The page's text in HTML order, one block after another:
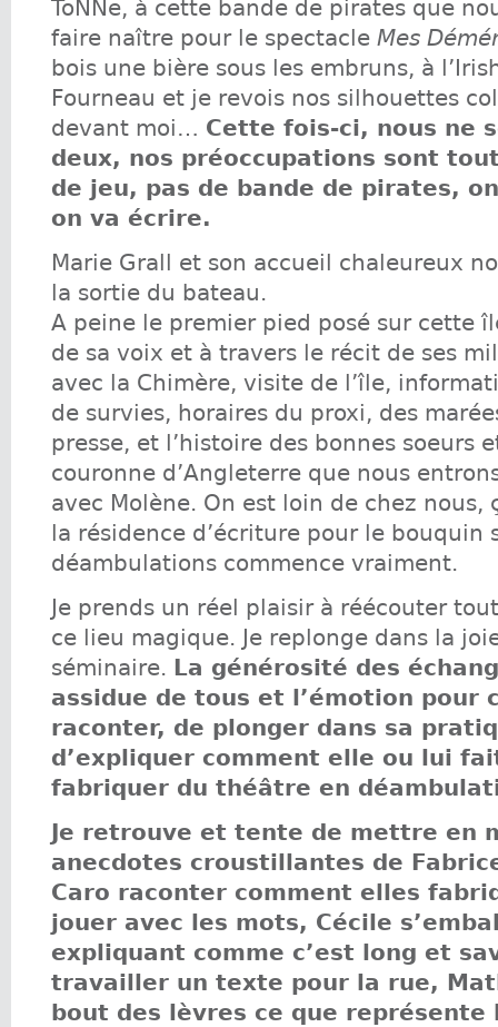
ToNNe, à cette bande de pirates que
faire naître pour le spectacle Mes
bois une bière sous les embruns, à
Fourneau et je revois nos silhouettes
devant moi… Cette fois-ci, nous ne
deux, nos préoccupations sont
de jeu, pas de bande de pirates,
on va écrire.
Marie Grall et son accueil chaleureux
la sortie du bateau.
A peine le premier pied posé sur cette
de sa voix et à travers le récit de ses
avec la Chimère, visite de l’île,
de survies, horaires du proxi, des
presse, et l’histoire des bonnes soeurs
couronne d’Angleterre que nous
avec Molène. On est loin de chez nous,
la résidence d’écriture pour le bouquin
déambulations commence vraiment.
Je prends un réel plaisir à réécouter
ce lieu magique. Je replonge dans la
séminaire. La générosité des
assidue de tous et l’émotion pour
raconter, de plonger dans sa
d’expliquer comment elle ou lui
fabriquer du théâtre en
Je retrouve et tente de mettre en
anecdotes croustillantes de
Caro raconter comment elles
jouer avec les mots, Cécile
expliquant comme c’est long et
travailler un texte pour la rue,
bout des lèvres ce que représente